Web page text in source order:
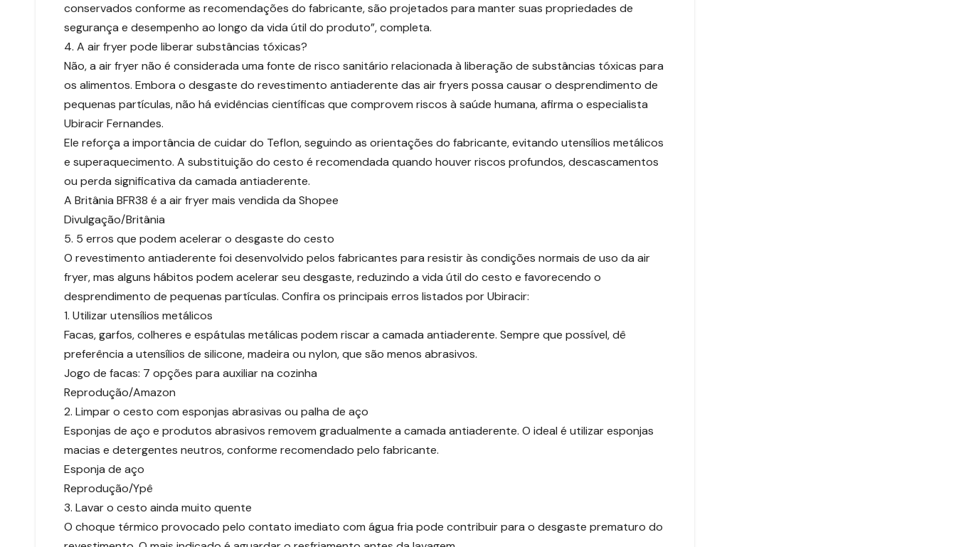
conservados conforme as recomendações do fabricante, são projetados para manter suas propriedades de
segurança e desempenho ao longo da vida útil do produto”, completa.
4. A air fryer pode liberar substâncias tóxicas?
Não, a air fryer não é considerada uma fonte de risco sanitário relacionada à liberação de substâncias tóxicas para
os alimentos. Embora o desgaste do revestimento antiaderente das air fryers possa causar o desprendimento de
pequenas partículas, não há evidências científicas que comprovem riscos à saúde humana, afirma o especialista
Ubiracir Fernandes.
Ele reforça a importância de cuidar do Teflon, seguindo as orientações do fabricante, evitando utensílios metálicos
e superaquecimento. A substituição do cesto é recomendada quando houver riscos profundos, descascamentos
ou perda significativa da camada antiaderente.
A Britânia BFR38 é a air fryer mais vendida da Shopee
Divulgação/Britânia
5. 5 erros que podem acelerar o desgaste do cesto
O revestimento antiaderente foi desenvolvido pelos fabricantes para resistir às condições normais de uso da air
fryer, mas alguns hábitos podem acelerar seu desgaste, reduzindo a vida útil do cesto e favorecendo o
desprendimento de pequenas partículas. Confira os principais erros listados por Ubiracir:
1. Utilizar utensílios metálicos
Facas, garfos, colheres e espátulas metálicas podem riscar a camada antiaderente. Sempre que possível, dê
preferência a utensílios de silicone, madeira ou nylon, que são menos abrasivos.
Jogo de facas: 7 opções para auxiliar na cozinha
Reprodução/Amazon
2. Limpar o cesto com esponjas abrasivas ou palha de aço
Esponjas de aço e produtos abrasivos removem gradualmente a camada antiaderente. O ideal é utilizar esponjas
macias e detergentes neutros, conforme recomendado pelo fabricante.
Esponja de aço
Reprodução/Ypê
3. Lavar o cesto ainda muito quente
O choque térmico provocado pelo contato imediato com água fria pode contribuir para o desgaste prematuro do